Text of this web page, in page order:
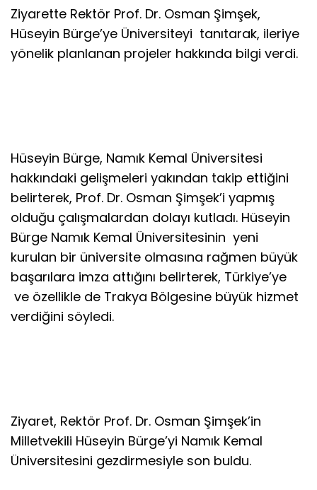
Ziyarette Rektör Prof. Dr. Osman Şimşek,
Hüseyin Bürge’ye Üniversiteyi tanıtarak, ileriye
yönelik planlanan projeler hakkında bilgi verdi.
Hüseyin Bürge, Namık Kemal Üniversitesi
hakkındaki gelişmeleri yakından takip ettiğini
belirterek, Prof. Dr. Osman Şimşek’i yapmış
olduğu çalışmalardan dolayı kutladı. Hüseyin
Bürge Namık Kemal Üniversitesinin yeni
kurulan bir üniversite olmasına rağmen büyük
başarılara imza attığını belirterek, Türkiye’ye
ve özellikle de Trakya Bölgesine büyük hizmet
verdiğini söyledi.
Ziyaret, Rektör Prof. Dr. Osman Şimşek’in
Milletvekili Hüseyin Bürge’yi Namık Kemal
Üniversitesini gezdirmesiyle son buldu.